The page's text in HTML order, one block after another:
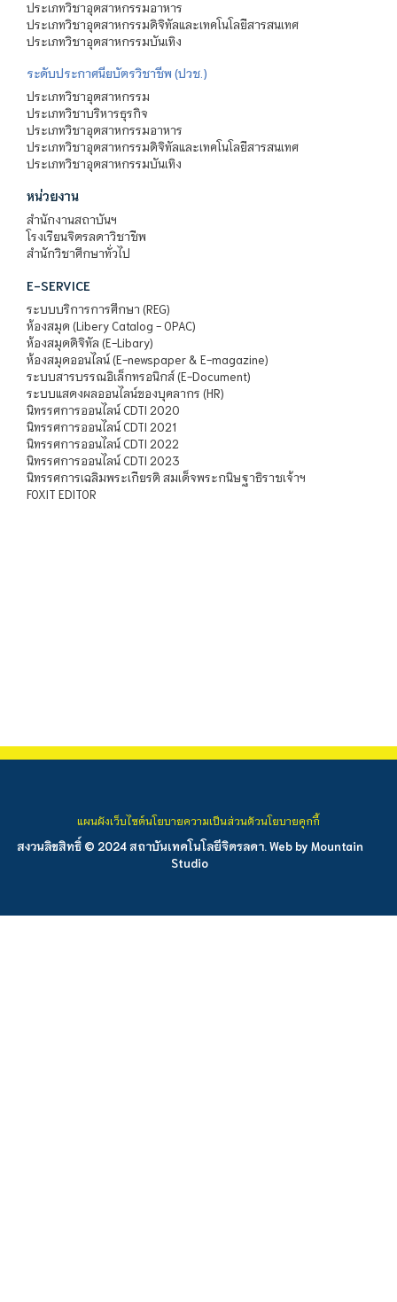
ประเภทวิชาอุตสาหกรรมอาหาร
ประเภทวิชาอุตสาหกรรมดิจิทัลและเทคโนโลยีสารสนเทศ
ประเภทวิชาอุตสาหกรรมบันเทิง
ระดับประกาศนียบัตรวิชาชีพ (ปวช.)
ประเภทวิชาอุตสาหกรรม
ประเภทวิชาบริหารธุรกิจ
ประเภทวิชาอุตสาหกรรมอาหาร
ประเภทวิชาอุตสาหกรรมดิจิทัลและเทคโนโลยีสารสนเทศ
ประเภทวิชาอุตสาหกรรมบันเทิง
หน่วยงาน
สำนักงานสถาบันฯ
โรงเรียนจิตรลดาวิชาชีพ
สำนักวิชาศึกษาทั่วไป
E-SERVICE
ระบบบริการการศึกษา (REG)
ห้องสมุด (Libery Catalog - OPAC)
ห้องสมุดดิจิทัล (E-Libary)
ห้องสมุดออนไลน์ (E-newspaper & E-magazine)
ระบบสารบรรณอิเล็กทรอนิกส์ (E-Document)
ระบบแสดงผลออนไลน์ของบุคลากร (HR)
นิทรรศการออนไลน์ CDTI 2020
นิทรรศการออนไลน์ CDTI 2021
นิทรรศการออนไลน์ CDTI 2022
นิทรรศการออนไลน์ CDTI 2023
นิทรรศการเฉลิมพระเกียรติ สมเด็จพระกนิษฐาธิราชเจ้าฯ
FOXIT EDITOR
สงวนลิขสิทธิ์ © 2024 สถาบันเทคโนโลยีจิตรลดา. Web by Mountain
Studio
แผนผังเว็บไซต์นโยบายความเป็นส่วนตัวนโยบายคุกกี้